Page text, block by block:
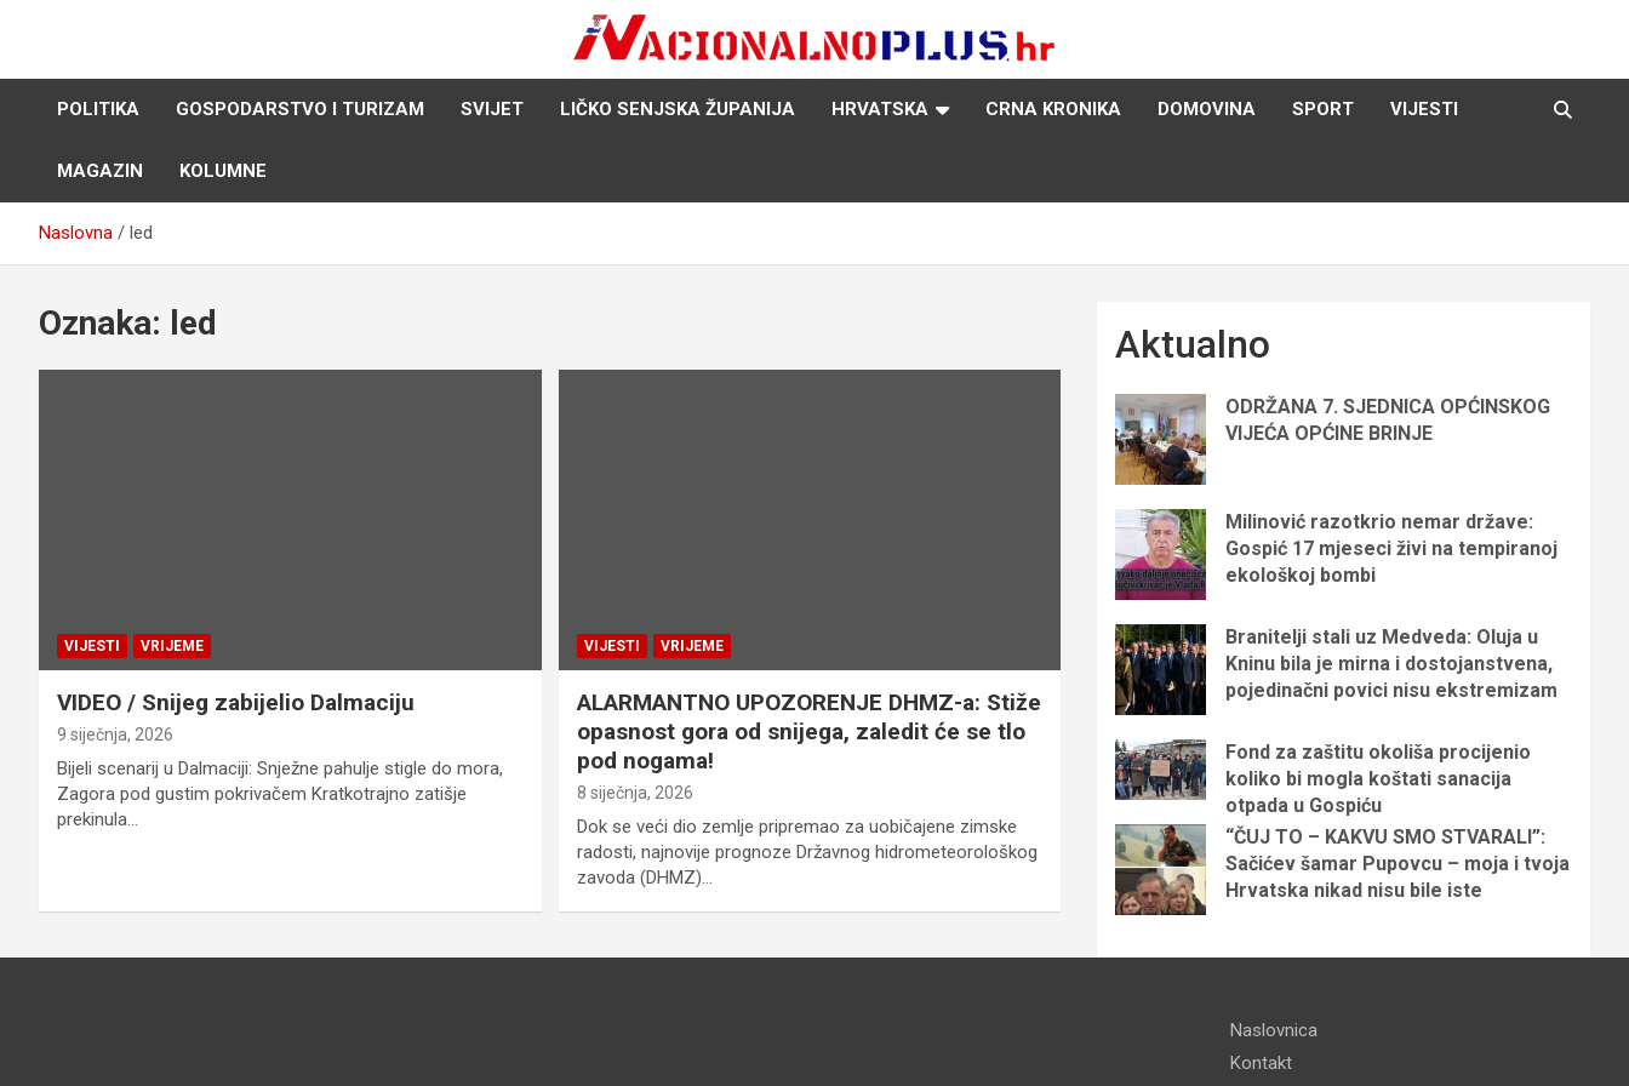
NacionalnoPlus.hr
Nacija želi znati više
POLITIKA
GOSPODARSTVO I TURIZAM SVIJET LIČKO SENJSKA ŽUPANIJA HRVATSKA CRNA KRONIKA DOMOVINA SPORT VIJESTI
MAGAZIN KOLUMNE
Naslovna led
Oznaka: led
VIJESTI VRIJEME
VIDEO / Snijeg zabijelio Dalmaciju
9 siječnja, 2026
Bijeli scenarij u Dalmaciji: Snježne pahulje stigle do mora,
Zagora pod gustim pokrivačem Kratkotrajno zatišje
prekinula…
VIJESTI VRIJEME
ALARMANTNO UPOZORENJE DHMZ-a: Stiže
opasnost gora od snijega, zaledit će se tlo
pod nogama!
8 siječnja, 2026
Dok se veći dio zemlje pripremao za uobičajene zimske
radosti, najnovije prognoze Državnog hidrometeorološkog
zavoda (DHMZ)…
Aktualno
ODRŽANA 7. SJEDNICA OPĆINSKOG
VIJEĆA OPĆINE BRINJE
Milinović razotkrio nemar države:
Gospić 17 mjeseci živi na tempiranoj
ekološkoj bombi
Branitelji stali uz Medveda: Oluja u
Kninu bila je mirna i dostojanstvena,
pojedinačni povici nisu ekstremizam
Fond za zaštitu okoliša procijenio
koliko bi mogla koštati sanacija
otpada u Gospiću
“ČUJ TO – KAKVU SMO STVARALI”:
Sačićev šamar Pupovcu – moja i tvoja
Hrvatska nikad nisu bile iste
Naslovnica
Kontakt